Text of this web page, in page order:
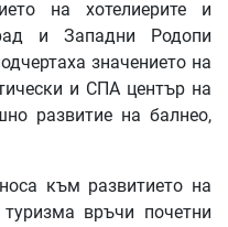
на хотелиерите и
и Западни Родопи
значението на
и СПА център на
развитие на балнео,
към развитието на
връчи почетни